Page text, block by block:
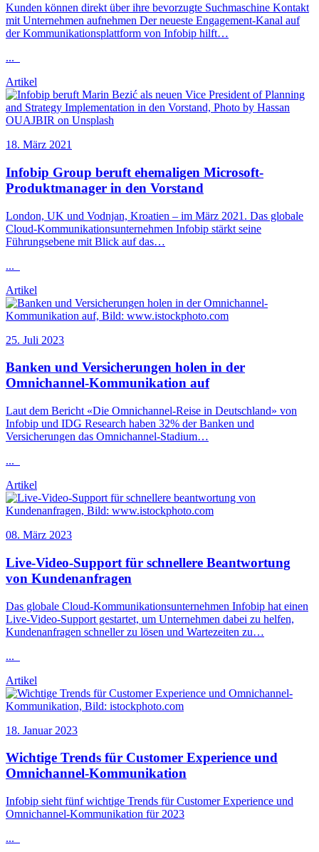
Kunden können direkt über ihre bevorzugte Suchmaschine Kontakt
mit Unternehmen aufnehmen Der neueste Engagement-Kanal auf
der Kommunikationsplattform von Infobip hilft…
...
Artikel
18. März 2021
Infobip Group beruft ehemaligen Microsoft-
Produktmanager in den Vorstand
London, UK und Vodnjan, Kroatien – im März 2021. Das globale
Cloud-Kommunikationsunternehmen Infobip stärkt seine
Führungsebene mit Blick auf das…
...
Artikel
25. Juli 2023
Banken und Versicherungen holen in der
Omnichannel-Kommunikation auf
Laut dem Bericht «Die Omnichannel-Reise in Deutschland» von
Infobip und IDG Research haben 32% der Banken und
Versicherungen das Omnichannel-Stadium…
...
Artikel
08. März 2023
Live-Video-Support für schnellere Beantwortung
von Kundenanfragen
Das globale Cloud-Kommunikationsunternehmen Infobip hat einen
Live-Video-Support gestartet, um Unternehmen dabei zu helfen,
Kundenanfragen schneller zu lösen und Wartezeiten zu…
...
Artikel
18. Januar 2023
Wichtige Trends für Customer Experience und
Omnichannel-Kommunikation
Infobip sieht fünf wichtige Trends für Customer Experience und
Omnichannel-Kommunikation für 2023
...